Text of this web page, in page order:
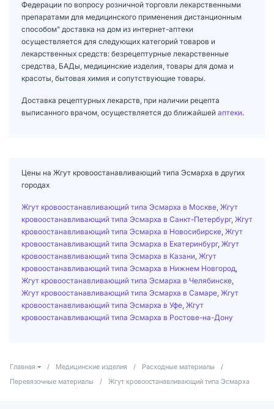
Федерации по вопросу розничной торговли лекарственными
препаратами для медицинского применения дистанционным
способом" доставка на дом из интернет-аптеки
осуществляется для следующих категорий товаров и
лекарственных средств: безрецептурные лекарственные
средства, БАДы, медицинские изделия, товары для дома и
красоты, бытовая химия и сопутствующие товары.
Доставка рецептурных лекарств, при наличии рецепта
выписанного врачом, осуществляется до ближайшей аптеки.
Цены на Жгут кровоостанавливающий типа Эсмарха в других
городах
Жгут кровоостанавливающий типа Эсмарха в Москве Жгут
кровоостанавливающий типа Эсмарха в Санкт-Петербург, Жгут
кровоостанавливающий типа Эсмарха в Новосибирске Жгут
кровоостанавливающий типа Эсмарха в Екатеринбург, Жгут
кровоостанавливающий типа Эсмарха в Казани Жгут
кровоостанавливающий типа Эсмарха в Нижнем Новгород
Жгут кровоостанавливающий типа Эсмарха в Челябинске
Жгут кровоостанавливающий типа Эсмарха в Самаре Жгут
кровоостанавливающий типа Эсмарха в Уфе Жгут
кровоостанавливающий типа Эсмарха в Ростове-на-Дону
Главная / Медицинские изделия / Расходные материалы
/
Перевязочные материалы
/ Жгут кровоостанавливающий типа Эсмарха